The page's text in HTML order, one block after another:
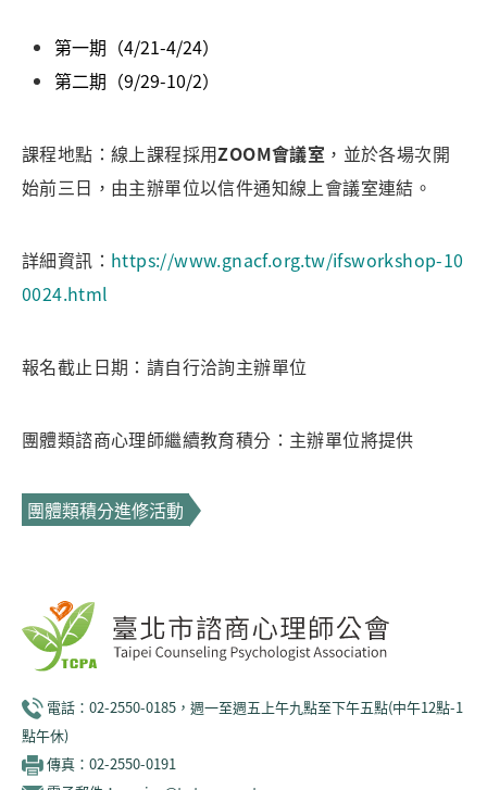
第一期（4/21-4/24）
第二期（9/29-10/2）
課程地點：線上課程採用ZOOM會議室 ，並於各場次開
始前三日，由主辦單位以信件通知線上會議室連結。
詳細資訊： https://www.gnacf.org.tw/ifsworkshop-10
0024.html
報名截止日期：請自行洽詢主辦單位
團體類諮商心理師繼續教育積分：主辦單位將提供
團體類積分進修活動
電話：02-2550-0185，週一至週五上午九點至下午五點(中午12點-1
點午休)
傳真：02-2550-0191